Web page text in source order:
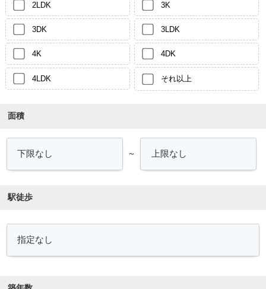
2LDK 3K
3DK 3LDK
4K 4DK
4LDK それ以上
面積
～
駅徒歩